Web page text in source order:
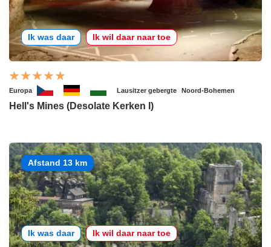
Ik was daar Ik wil daar naar toe
Europa Lausitzer gebergte Noord-Bohemen
Hell's Mines (Desolate Kerken I)
Afstand 13 km
Ik was daar Ik wil daar naar toe